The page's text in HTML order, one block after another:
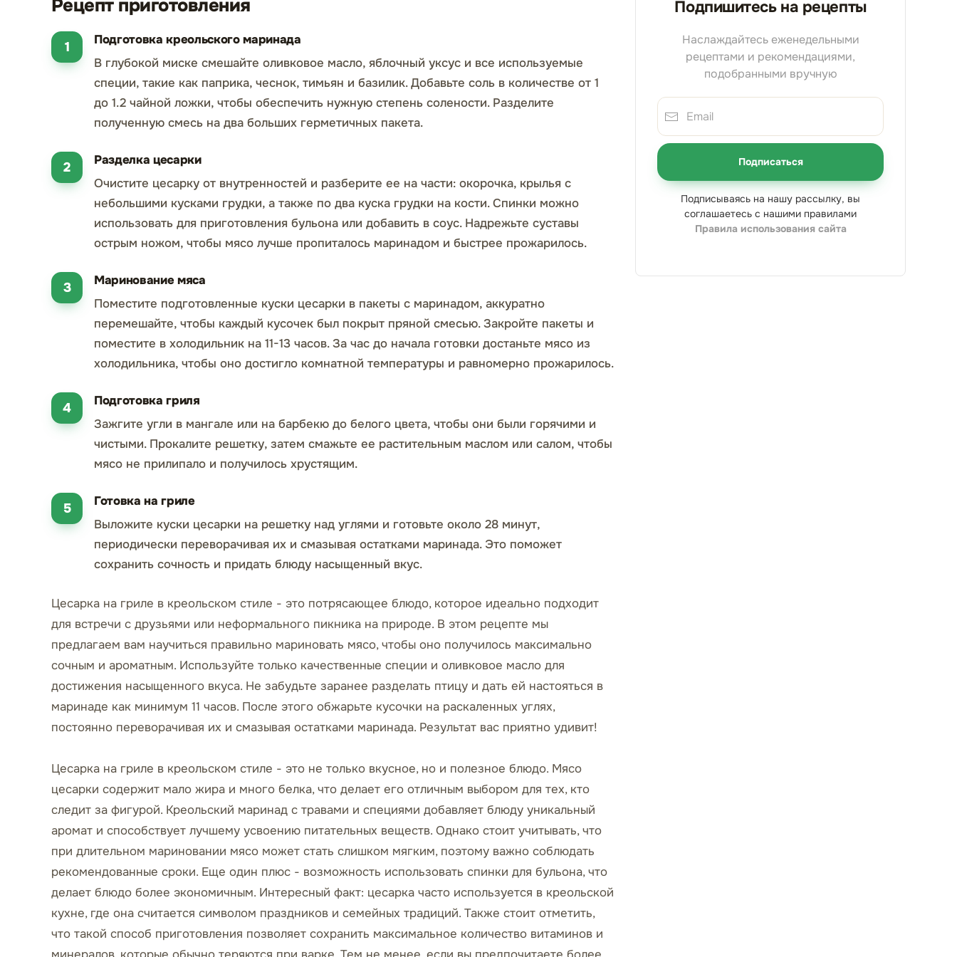
Рецепт приготовления
Подготовка креольского маринада
В глубокой миске смешайте оливковое масло, яблочный уксус и все используемые
специи, такие как паприка, чеснок, тимьян и базилик. Добавьте соль в количестве от 1
до 1.2 чайной ложки, чтобы обеспечить нужную степень солености. Разделите
полученную смесь на два больших герметичных пакета.
Разделка цесарки
Очистите цесарку от внутренностей и разберите ее на части: окорочка, крылья с
небольшими кусками грудки, а также по два куска грудки на кости. Спинки можно
использовать для приготовления бульона или добавить в соус. Надрежьте суставы
острым ножом, чтобы мясо лучше пропиталось маринадом и быстрее прожарилось.
Маринование мяса
Поместите подготовленные куски цесарки в пакеты с маринадом, аккуратно
перемешайте, чтобы каждый кусочек был покрыт пряной смесью. Закройте пакеты и
поместите в холодильник на 11-13 часов. За час до начала готовки достаньте мясо из
холодильника, чтобы оно достигло комнатной температуры и равномерно прожарилось.
Подготовка гриля
Зажгите угли в мангале или на барбекю до белого цвета, чтобы они были горячими и
чистыми. Прокалите решетку, затем смажьте ее растительным маслом или салом, чтобы
мясо не прилипало и получилось хрустящим.
Готовка на гриле
Выложите куски цесарки на решетку над углями и готовьте около 28 минут,
периодически переворачивая их и смазывая остатками маринада. Это поможет
сохранить сочность и придать блюду насыщенный вкус.
Цесарка на гриле в креольском стиле - это потрясающее блюдо, которое идеально подходит
для встречи с друзьями или неформального пикника на природе. В этом рецепте мы
предлагаем вам научиться правильно мариновать мясо, чтобы оно получилось максимально
сочным и ароматным. Используйте только качественные специи и оливковое масло для
достижения насыщенного вкуса. Не забудьте заранее разделать птицу и дать ей настояться в
маринаде как минимум 11 часов. После этого обжарьте кусочки на раскаленных углях,
постоянно переворачивая их и смазывая остатками маринада. Результат вас приятно удивит!
Цесарка на гриле в креольском стиле - это не только вкусное, но и полезное блюдо. Мясо
цесарки содержит мало жира и много белка, что делает его отличным выбором для тех, кто
следит за фигурой. Креольский маринад с травами и специями добавляет блюду уникальный
аромат и способствует лучшему усвоению питательных веществ. Однако стоит учитывать, что
при длительном мариновании мясо может стать слишком мягким, поэтому важно соблюдать
рекомендованные сроки. Еще один плюс - возможность использовать спинки для бульона, что
делает блюдо более экономичным. Интересный факт: цесарка часто используется в креольской
кухне, где она считается символом праздников и семейных традиций. Также стоит отметить,
что такой способ приготовления позволяет сохранить максимальное количество витаминов и
Подпишитесь на рецепты
Наслаждайтесь еженедельными
рецептами и рекомендациями,
подобранными вручную
Подписаться
Подписываясь на нашу рассылку, вы
соглашаетесь с нашими правилами
Правила использования сайта